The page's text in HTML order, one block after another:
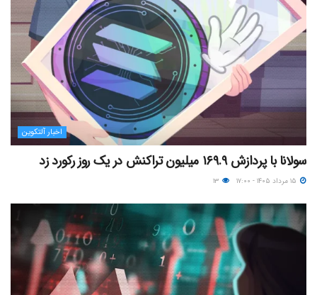
اخبار آلتکوین
سولانا با پردازش ۱۶۹.۹ میلیون تراکنش در یک روز رکورد زد